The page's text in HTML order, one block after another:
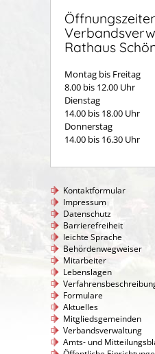
Rathaus
Montag bis Freitag
8.00 bis 12.00 Uhr
Dienstag
14.00 bis 18.00 Uhr
Donnerstag
14.00 bis 16.30 Uhr
Kontaktformular
Impressum
Datenschutz
Barrierefreiheit
leichte Sprache
Behördenwegweiser
Mitarbeiter
Lebenslagen
Formulare
Aktuelles
Mitgliedsgemeinden
Verbandsverwaltung
Amts- und